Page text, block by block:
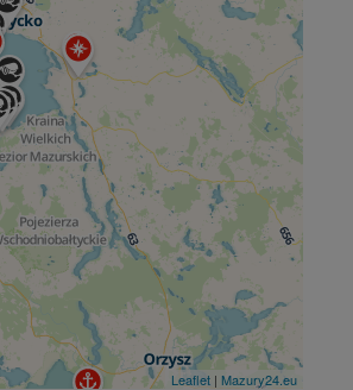
Leaflet | Mazury24.eu